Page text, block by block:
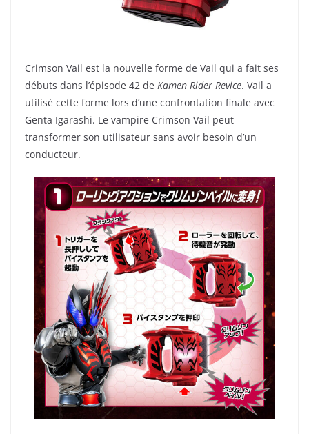
Crimson Vail est la nouvelle forme de Vail qui a fait ses
débuts dans l’épisode 42 de Kamen Rider Revice. Vail a
utilisé cette forme lors d’une confrontation finale avec
Genta Igarashi. Le vampire Crimson Vail peut
transformer son utilisateur sans avoir besoin d’un
conducteur.